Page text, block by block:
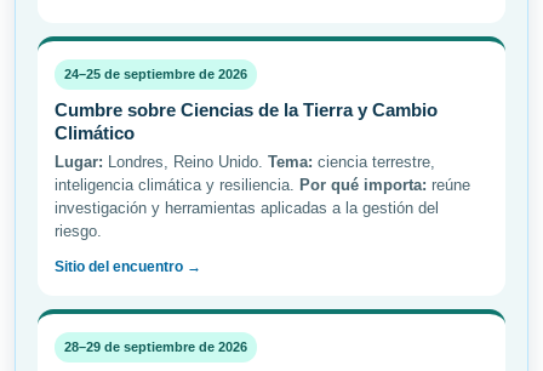
24–25 de septiembre de 2026
Cumbre sobre Ciencias de la Tierra y Cambio
Climático
Lugar: Londres, Reino Unido. Tema: ciencia terrestre,
inteligencia climática y resiliencia. Por qué importa: reúne
investigación y herramientas aplicadas a la gestión del
riesgo.
Sitio del encuentro →
28–29 de septiembre de 2026